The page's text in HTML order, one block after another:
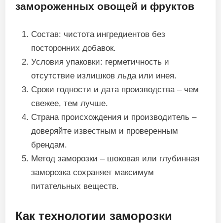
замороженных овощей и фруктов
Состав: чистота ингредиентов без
посторонних добавок.
Условия упаковки: герметичность и
отсутствие излишков льда или инея.
Сроки годности и дата производства – чем
свежее, тем лучше.
Страна происхождения и производитель –
доверяйте известным и проверенным
брендам.
Метод заморозки – шоковая или глубинная
заморозка сохраняет максимум
питательных веществ.
Как технологии заморозки